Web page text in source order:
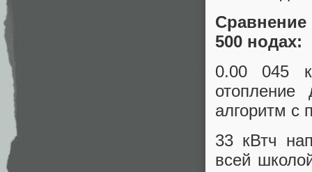
500 нодах:
0.00 045
алгоритм с
33 кВтч
всей